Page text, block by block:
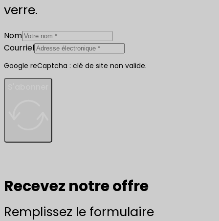
verre.
Nom
Courriel
Google reCaptcha : clé de site non valide.
Recevez notre offre
Remplissez le formulaire